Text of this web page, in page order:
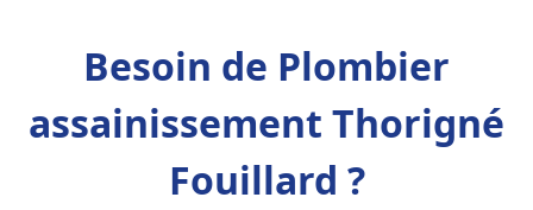
Besoin de Plombier
assainissement Thorigné
Fouillard ?